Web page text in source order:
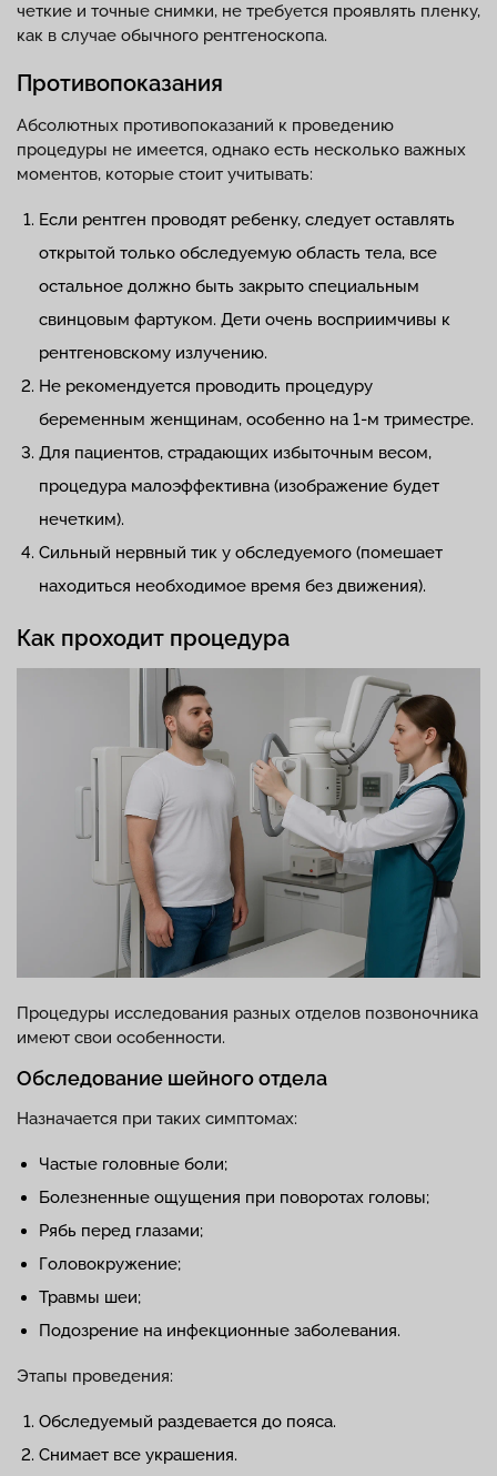
четкие и точные снимки, не требуется проявлять пленку,
как в случае обычного рентгеноскопа.
Противопоказания
Абсолютных противопоказаний к проведению
процедуры не имеется, однако есть несколько важных
моментов, которые стоит учитывать:
Если рентген проводят ребенку, следует оставлять
открытой только обследуемую область тела, все
остальное должно быть закрыто специальным
свинцовым фартуком. Дети очень восприимчивы к
рентгеновскому излучению.
Не рекомендуется проводить процедуру
беременным женщинам, особенно на 1-м триместре.
Для пациентов, страдающих избыточным весом,
процедура малоэффективна (изображение будет
нечетким).
Сильный нервный тик у обследуемого (помешает
находиться необходимое время без движения).
Как проходит процедура
Процедуры исследования разных отделов позвоночника
имеют свои особенности.
Обследование шейного отдела
Назначается при таких симптомах:
Частые головные боли;
Болезненные ощущения при поворотах головы;
Рябь перед глазами;
Головокружение;
Травмы шеи;
Подозрение на инфекционные заболевания.
Этапы проведения:
Обследуемый раздевается до пояса.
Снимает все украшения.